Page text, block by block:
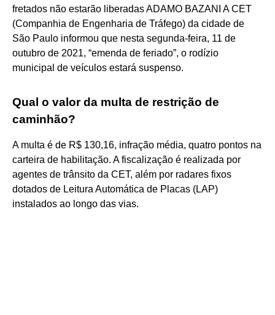
fretados não estarão liberadas ADAMO BAZANI A CET
(Companhia de Engenharia de Tráfego) da cidade de
São Paulo informou que nesta segunda-feira, 11 de
outubro de 2021, “emenda de feriado”, o rodízio
municipal de veículos estará suspenso.
Qual o valor da multa de restrição de
caminhão?
A multa é de R$ 130,16, infração média, quatro pontos na
carteira de habilitação. A fiscalização é realizada por
agentes de trânsito da CET, além por radares fixos
dotados de Leitura Automática de Placas (LAP)
instalados ao longo das vias.